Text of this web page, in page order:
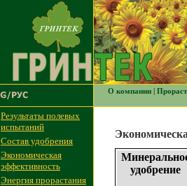
О компании|
Результаты полевых
испытаний
Состав удобрения
Экономическая
эффективность
Энергия прорастания
удобрение